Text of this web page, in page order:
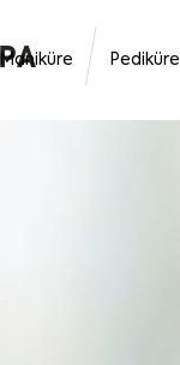
Maniküre Pediküre